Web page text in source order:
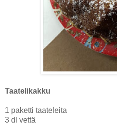
Taatelikakku
1 paketti taateleita
3 dl vettä